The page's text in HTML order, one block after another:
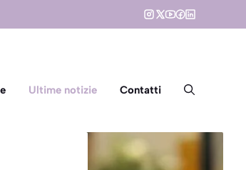
Ultime notizie Contatti